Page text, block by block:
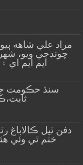
مراد علي شاهه
چونڊجي ويو،
ايم ايم اي
سنڌ حڪومت
دفن ٿيل
ختم ٿي وئي